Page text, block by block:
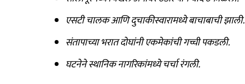
एसटी चालक आणि दुचाकीस्वारामध्ये बाचाबाची झाली.
संतापाच्या भरात दोघांनी एकमेकांची गच्ची पकडली.
घटनेने स्थानिक नागरिकांमध्ये चर्चा रंगली.